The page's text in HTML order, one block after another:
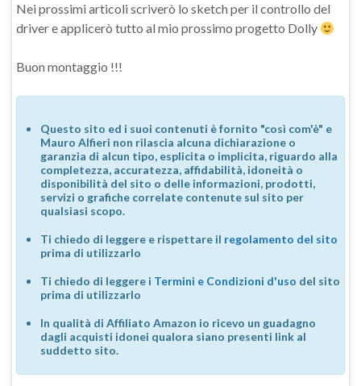
Nei prossimi articoli scriverò lo sketch per il controllo del
driver e applicerò tutto al mio prossimo progetto Dolly
Buon montaggio !!!
Questo sito ed i suoi contenuti è fornito "così com'è" e
Mauro Alfieri non rilascia alcuna dichiarazione o
garanzia di alcun tipo, esplicita o implicita, riguardo alla
completezza, accuratezza, affidabilità, idoneità o
disponibilità del sito o delle informazioni, prodotti,
servizi o grafiche correlate contenute sul sito per
qualsiasi scopo.
Ti chiedo di leggere e rispettare il regolamento del sito
prima di utilizzarlo
Ti chiedo di leggere i Termini e Condizioni d'uso del sito
prima di utilizzarlo
In qualità di Affiliato Amazon io ricevo un guadagno
dagli acquisti idonei qualora siano presenti link al
suddetto sito.